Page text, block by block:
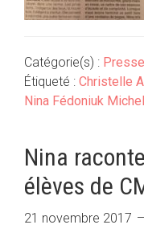
Catégorie(s) : Presse
Étiqueté : Christelle
Nina Fédoniuk Michel
Nina
élèves de
21 novembre 2017